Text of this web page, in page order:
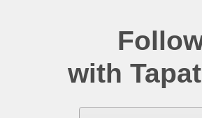
with